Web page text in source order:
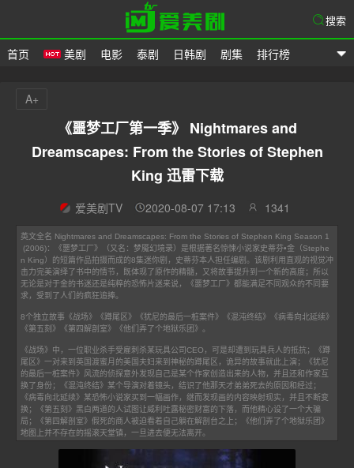
首页 美剧 电影 泰剧 日韩剧 剧集 排行榜
搜索
《噩梦工厂第一季》 Nightmares and
Dreamscapes: From the Stories of Stephen
King 迅雷下载
爱美剧TV 2020-08-07 17:13 1341
英文全名 Nightmares and Dreamscapes: From the Stories of Stephen King Season 1
(2006)：《噩梦工厂》（又名：梦魇幻境录）是根据著名惊悚小说家史蒂芬•金（Stephe
n King）的短篇作品拍摄而成的8集迷你剧，史蒂芬本人担任编剧。该剧利用直观的视觉冲
击力完美演绎了书中的情节，既体现了原作的精髓，又将故事提升到一个新的高度；所以
无论是对于金的书迷还是纯粹的恐怖片迷来说，《噩梦工厂》都能满足不同观众的不同要
求，受到了人们的疯狂追捧。
8个独立故事《战场》《蹲尾区》《犹尼的最后一桩案件》《混沌终结》《病毒向北延续》
《第五刻》《第四解剖室》《他们弄了个地狱乐团》。
《战场》中，一位职业杀手受雇刺杀某玩具公司CEO，可是却遭到玩具兵人的抵抗；《蹲
尾区》一对来到英国渡蜜月的美国夫妇来到神秘的蹲尾区，诡异的故事就此上演；《犹尼
的最后一桩案件》风流的侦探意外发现自己是某个作家创造出来的人物，并且还和作家互
换了身份；《混沌终结》某个导演对着镜头，结识了他那天才弟弟死去的原因和经过；
《病毒向北延续》某恐怖小说家买到一幅画作，继而发现画的内容映射现实，并且不断变
换；《第五刻》黑白两道的人试图让威利吐露秘密财富的下落，而他精心设了一个大骗
局；《第四解剖室》假死的商人被迫看着自己躺在解剖台之上；《他们弄了个地狱乐团》
地图上并不存在的摇滚天堂镇，一旦进去便无法离开。
A+